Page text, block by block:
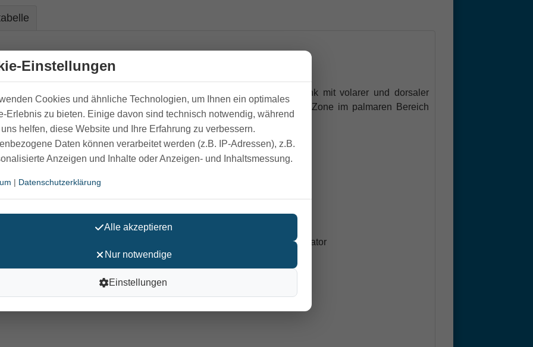
mit Schnürung
mit Schnürung
ist eine gepolsterte Orthese für das Handgelenk mit volarer und dorsaler
lassen sich entnehmen und anformen. Die speziell abgepolsterte Zone im palmaren Bereich
einer Gehhilfe wie einen Rollator.
und dorsaler Verstärkung
entnehmbar
und sichere Handhabung
Bereich ermöglicht Verwendung in Kombination mit Gehhilfen/Rollator
Einstellungen
Cookies und ähnliche Technologien, um Ihnen ein optimales
Erlebnis zu bieten. Einige davon sind technisch notwendig, während
helfen, diese Website und Ihre Erfahrung zu verbessern.
Daten können verarbeitet werden (z.B. IP-Adressen), z.B.
Anzeigen und Inhalte oder Anzeigen- und Inhaltsmessung.
| Datenschutzerklärung
Alle akzeptieren
Nur notwendige
Einstellungen